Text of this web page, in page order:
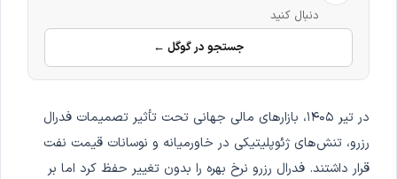
دنبال کنید
جستجو در گوگل ←
در تیر ۱۴۰۵، بازارهای مالی جهانی تحت تأثیر تصمیمات فدرال
رزرو، تنش‌های ژئوپلیتیکی در خاورمیانه و نوسانات قیمت نفت
قرار داشتند. فدرال رزرو نرخ بهره را بدون تغییر حفظ کرد اما بر